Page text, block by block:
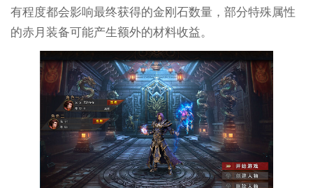
有程度都会影响最终获得的金刚石数量，部分特殊属性
的赤月装备可能产生额外的材料收益。